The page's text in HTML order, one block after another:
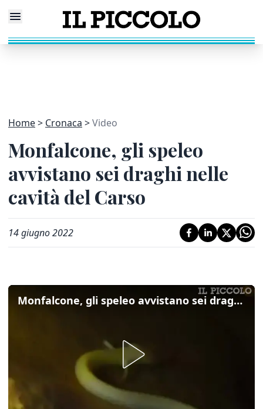
Home Cronaca Video
Monfalcone, gli speleo
avvistano sei draghi nelle
cavità del Carso
14 giugno 2022
Monfalcone, gli speleo avvistano sei draghi nelle cavità del Carso